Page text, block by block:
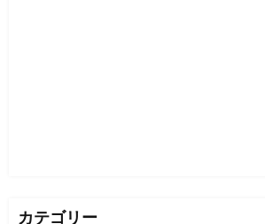
カテゴリー